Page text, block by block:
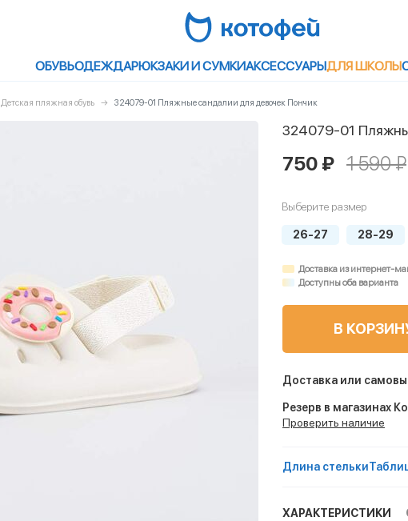
ОБУВЬОДЕЖДАРЮКЗАКИ И СУМКИАКСЕССУАРЫДЛЯ ШКОЛЫ
Детская пляжная обувь 324079-01 Пляжные сандалии для девочек Пончик
324079-01
750 ₽ 1 590 ₽
Выберите размер
26-27 28-29
Доставка из интернет-
Доступны оба варианта
В
Доставка или
Резерв в магазинах
Проверить наличие
Длина стельки
ХАРАКТЕРИСТИКИ